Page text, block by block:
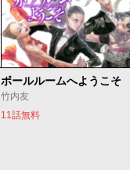
ボールルームへようこそ
竹内友
11話無料